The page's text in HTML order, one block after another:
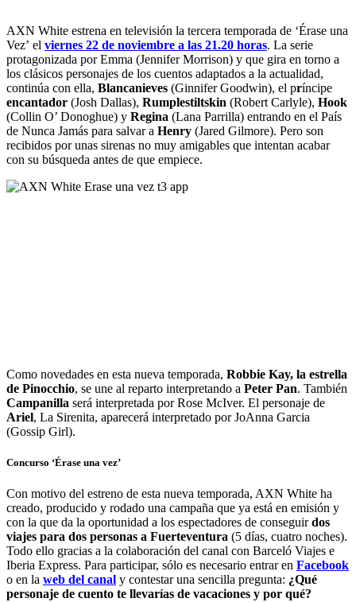
AXN White estrena en televisión la tercera temporada de ‘Érase una
Vez’ el viernes 22 de noviembre a las 21.20 horas. La serie
protagonizada por Emma (Jennifer Morrison) y que gira en torno a
los clásicos personajes de los cuentos adaptados a la actualidad,
continúa con ella, Blancanieves (Ginnifer Goodwin), el príncipe
encantador (Josh Dallas), Rumplestiltskin (Robert Carlyle), Hook
(Collin O’ Donoghue) y Regina (Lana Parrilla) entrando en el País
de Nunca Jamás para salvar a Henry (Jared Gilmore). Pero son
recibidos por unas sirenas no muy amigables que intentan acabar
con su búsqueda antes de que empiece.
Como novedades en esta nueva temporada, Robbie Kay, la estrella
de Pinocchio, se une al reparto interpretando a Peter Pan. También
Campanilla será interpretada por Rose McIver. El personaje de
Ariel, La Sirenita, aparecerá interpretado por JoAnna Garcia
(Gossip Girl).
Concurso ‘Érase una vez’
Con motivo del estreno de esta nueva temporada, AXN White ha
creado, producido y rodado una campaña que ya está en emisión y
con la que da la oportunidad a los espectadores de conseguirdos
viajes para dos personas a Fuerteventura (5 días, cuatro noches).
Todo ello gracias a la colaboración del canal con Barceló Viajes e
Iberia Express. Para participar, sólo es necesario entrar en Facebook
o en la web del canal y contestar una sencilla pregunta: ¿Qué
personaje de cuento te llevarías de vacaciones y por qué?